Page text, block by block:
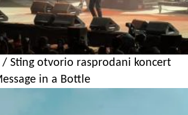
/ Sting otvorio rasprodani koncert
in a Bottle